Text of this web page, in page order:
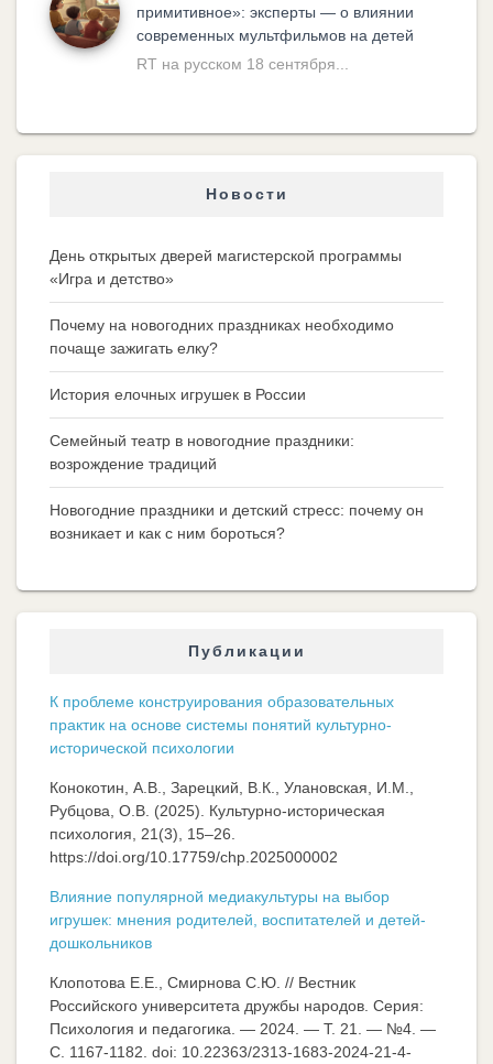
примитивное»: эксперты — о влиянии
современных мультфильмов на детей
RT на русском 18 сентября...
Новости
День открытых дверей магистерской программы
«Игра и детство»
Почему на новогодних праздниках необходимо
почаще зажигать елку?
История елочных игрушек в России
Семейный театр в новогодние праздники:
возрождение традиций
Новогодние праздники и детский стресс: почему он
возникает и как с ним бороться?
Публикации
К проблеме конструирования образовательных
практик на основе системы понятий культурно-
исторической психологии
Конокотин, А.В., Зарецкий, В.К., Улановская, И.М.,
Рубцова, О.В. (2025). Культурно-историческая
психология, 21(3), 15–26.
https://doi.org/10.17759/chp.2025000002
Влияние популярной медиакультуры на выбор
игрушек: мнения родителей, воспитателей и детей-
дошкольников
Клопотова Е.Е., Смирнова С.Ю. // Вестник
Российского университета дружбы народов. Серия:
Психология и педагогика. — 2024. — Т. 21. — №4. —
C. 1167-1182. doi: 10.22363/2313-1683-2024-21-4-